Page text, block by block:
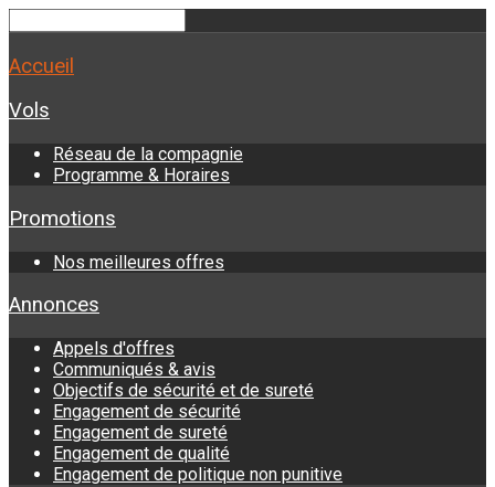
Accueil
Vols
Réseau de la compagnie
Programme & Horaires
Promotions
Nos meilleures offres
Annonces
Appels d'offres
Communiqués & avis
Objectifs de sécurité et de sureté
Engagement de sécurité
Engagement de sureté
Engagement de qualité
Engagement de politique non punitive